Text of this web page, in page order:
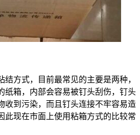
结方式，目前最常见的主要是两种，
纸箱，内部会容易被钉头刮伤，钉头
收到污染，而且钉头连接不牢容易造
此现在市面上使用粘箱方式的比较常